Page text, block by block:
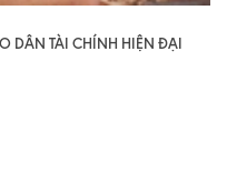
DÂN TÀI CHÍNH HIỆN ĐẠI